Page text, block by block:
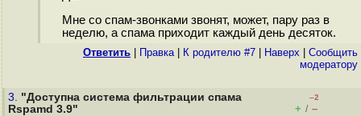
Мне со спам-звонками звонят, может, пару раз в
неделю, а спама приходит каждый день десяток.
Ответить Правка| К родителю #7 Наверх
Cообщить
модератору
3. "Доступна система фильтрации спама
Rspamd 3.9"
–2
+ / –